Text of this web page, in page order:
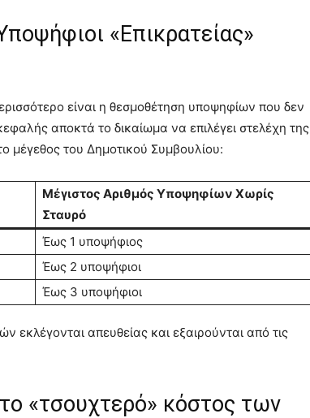
«Επικρατείας»
είναι η θεσμοθέτηση υποψηφίων που δεν
αποκτά το δικαίωμα να επιλέγει στελέχη της
μέγεθος του Δημοτικού Συμβουλίου:
Μέγιστος Αριθμός Υποψηφίων Χωρίς
Σταυρό
Έως 1 υποψήφιος
Έως 2 υποψήφιοι
Έως 3 υποψήφιοι
εκλέγονται απευθείας και εξαιρούνται από τις
«τσουχτερό» κόστος των